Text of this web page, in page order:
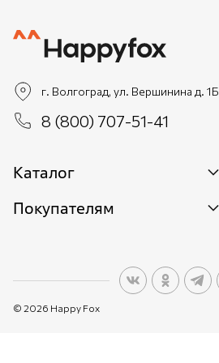
г. Волгоград, ул. Вершинина д. 1Б
8 (800) 707-51-41
Каталог
Новинки
Покупателям
О персональных данных
© 2026 Happy Fox